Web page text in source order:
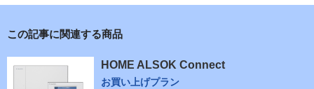
この記事に関連する商品
HOME ALSOK Connect
お買い上げプラン